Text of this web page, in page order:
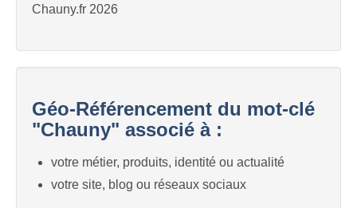
Chauny.fr 2026
Géo-Référencement du mot-clé
"Chauny" associé à :
votre métier, produits, identité ou actualité
votre site, blog ou réseaux sociaux